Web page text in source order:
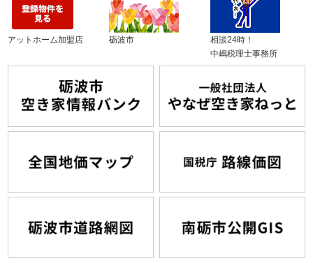
アットホーム加盟店 砺波市
相談24時！
中嶋税理士事務所